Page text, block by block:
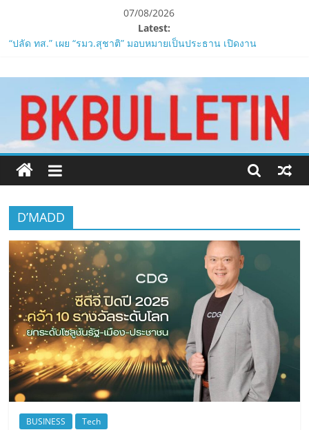
content
07/08/2026
Latest:
“ปลัด ทส.” เผย “รมว.สุชาติ” มอบหมายเป็นประธาน เปิดงาน
ห้ามพลาด! Smilegate เปิดตัว ‘เฮเลนา’ เซิร์ฟเวอร์ใหม่ของ
LORDNINE 29 ก.ค. นี้
LORDNINE ครบรอบ 1 ปี! Smilegate เปิด “Helena” เซิร์ฟฯ ใหม่
พร้อมอาวุธเคียวและศึกกิลด์-PvP เดือดครึ่งปีหลัง 2026
Smilegate ฉลองครบรอบ 1 ปี “Lordnine”เปิดตัวเซิร์ฟใหม่ ‘Helena’
บูสต์ EXP กระฉูด 50% พร้อมแจกซัมมอนสูงสุด 1,111 ครั้ง!
ZTE จับมือ AIS อัปเกรด Backbone Networkสำหรับภาครัฐและองค์กร
เสนอ
ข่าว
ครบ
ทุก
D’MADD
BUSINESS Tech